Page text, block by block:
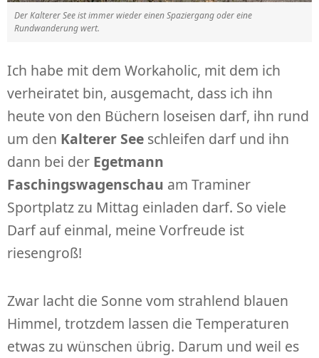
Der Kalterer See ist immer wieder einen Spaziergang oder eine
Rundwanderung wert.
Ich habe mit dem Workaholic, mit dem ich
verheiratet bin, ausgemacht, dass ich ihn
heute von den Büchern loseisen darf, ihn rund
um den Kalterer See schleifen darf und ihn
dann bei der Egetmann
Faschingswagenschau am Traminer
Sportplatz zu Mittag einladen darf. So viele
Darf auf einmal, meine Vorfreude ist
riesengroß!
Zwar lacht die Sonne vom strahlend blauen
Himmel, trotzdem lassen die Temperaturen
etwas zu wünschen übrig. Darum und weil es